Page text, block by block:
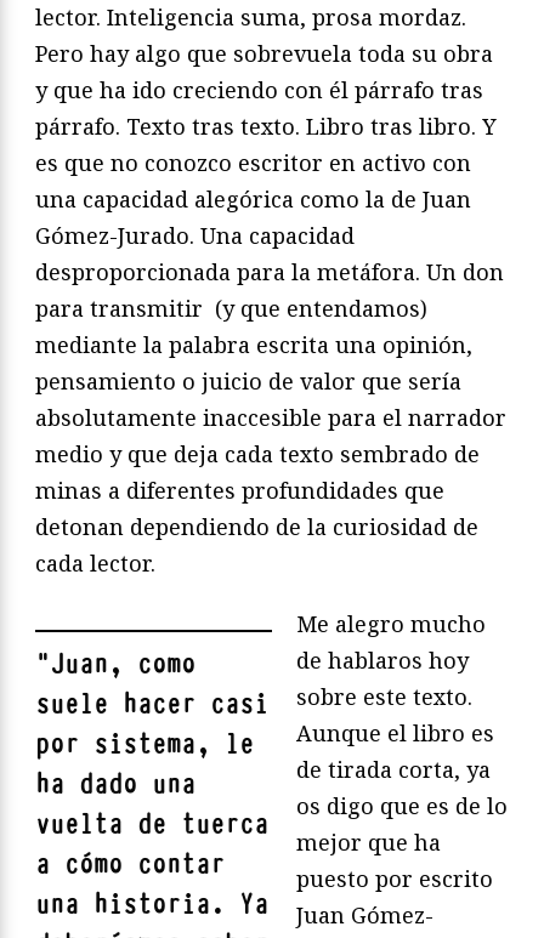
lector. Inteligencia suma, prosa mordaz.
Pero hay algo que sobrevuela toda su obra
y que ha ido creciendo con él párrafo tras
párrafo. Texto tras texto. Libro tras libro. Y
es que no conozco escritor en activo con
una capacidad alegórica como la de Juan
Gómez-Jurado. Una capacidad
desproporcionada para la metáfora. Un don
para transmitir (y que entendamos)
mediante la palabra escrita una opinión,
pensamiento o juicio de valor que sería
absolutamente inaccesible para el narrador
medio y que deja cada texto sembrado de
minas a diferentes profundidades que
detonan dependiendo de la curiosidad de
cada lector.
"Juan, como
suele hacer casi
por sistema, le
ha dado una
vuelta de tuerca
a cómo contar
una historia. Ya
Me alegro mucho
de hablaros hoy
sobre este texto.
Aunque el libro es
de tirada corta, ya
os digo que es de lo
mejor que ha
puesto por escrito
Juan Gómez-